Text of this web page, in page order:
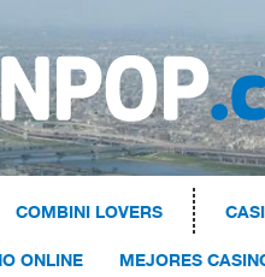
COMBINI LOVERS
ONLINE MEJORES